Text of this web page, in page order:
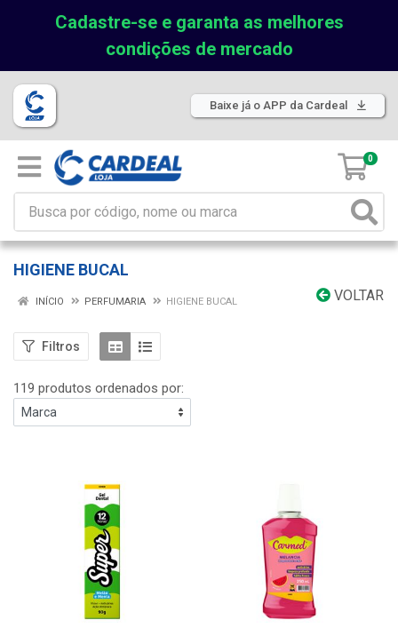
Cadastre-se e garanta as melhores
condições de mercado
Baixe já o APP da Cardeal
0
HIGIENE BUCAL
VOLTAR
INÍCIO PERFUMARIA HIGIENE BUCAL
Filtros
119 produtos ordenados por: